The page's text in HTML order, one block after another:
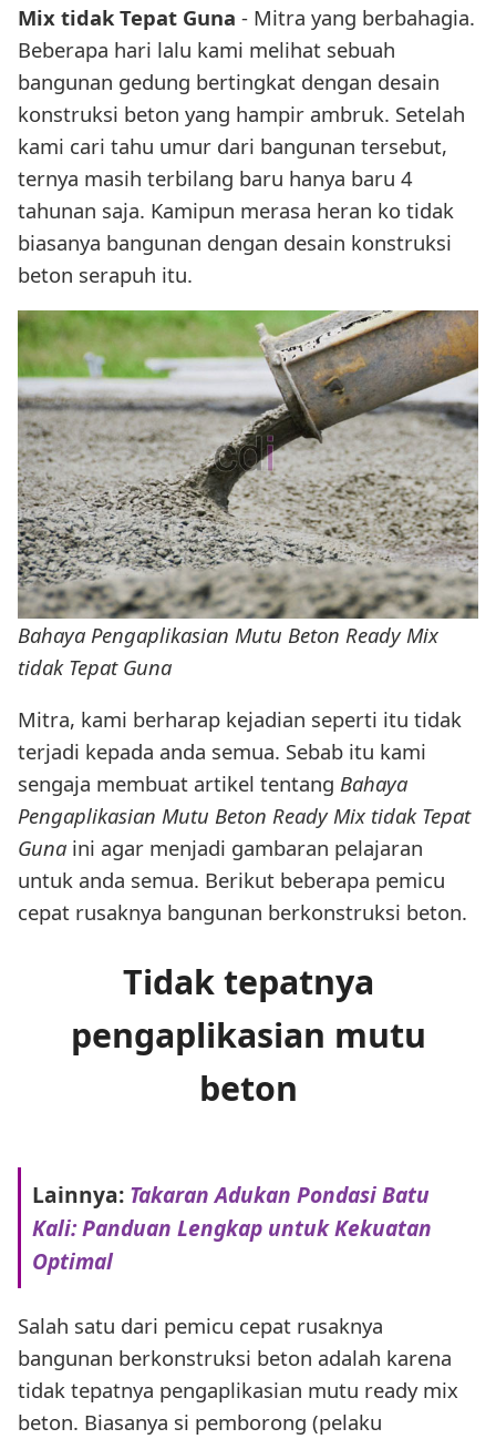
Mix tidak Tepat Guna - Mitra yang berbahagia.
Beberapa hari lalu kami melihat sebuah
bangunan gedung bertingkat dengan desain
konstruksi beton yang hampir ambruk. Setelah
kami cari tahu umur dari bangunan tersebut,
ternya masih terbilang baru hanya baru 4
tahunan saja. Kamipun merasa heran ko tidak
biasanya bangunan dengan desain konstruksi
beton serapuh itu.
Bahaya Pengaplikasian Mutu Beton Ready Mix
tidak Tepat Guna
Mitra, kami berharap kejadian seperti itu tidak
terjadi kepada anda semua. Sebab itu kami
sengaja membuat artikel tentang Bahaya
Pengaplikasian Mutu Beton Ready Mix tidak Tepat
Guna ini agar menjadi gambaran pelajaran
untuk anda semua. Berikut beberapa pemicu
cepat rusaknya bangunan berkonstruksi beton.
Tidak tepatnya
pengaplikasian mutu
beton
Lainnya: Takaran Adukan Pondasi Batu
Kali: Panduan Lengkap untuk Kekuatan
Optimal
Salah satu dari pemicu cepat rusaknya
bangunan berkonstruksi beton adalah karena
tidak tepatnya pengaplikasian mutu ready mix
beton. Biasanya si pemborong (pelaku